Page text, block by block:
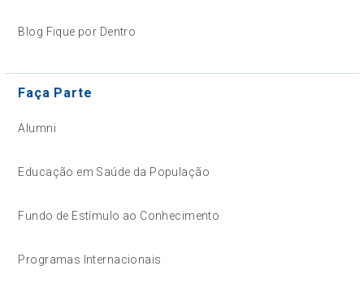
Blog Fique por Dentro
Faça Parte
Alumni
Educação em Saúde da População
Fundo de Estímulo ao Conhecimento
Programas Internacionais